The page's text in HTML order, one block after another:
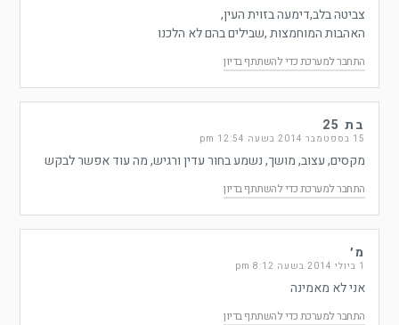
צביטה בלב,דימעה בזוית העין,
האהבות המוחמצות ,שבילים בהם לא הלכנו
התחבר למערכת כדי להשתתף בדיון
בת 25
15 בספטמבר 2014 בשעה 12:54 pm
מקסים, עצוב, מושך, נשמע בחור עדין ורגיש, מה עוד אפשר לבקש
התחבר למערכת כדי להשתתף בדיון
מ׳
1 ביולי 2014 בשעה 8:12 pm
אני לא מאמינה
התחבר למערכת כדי להשתתף בדיון